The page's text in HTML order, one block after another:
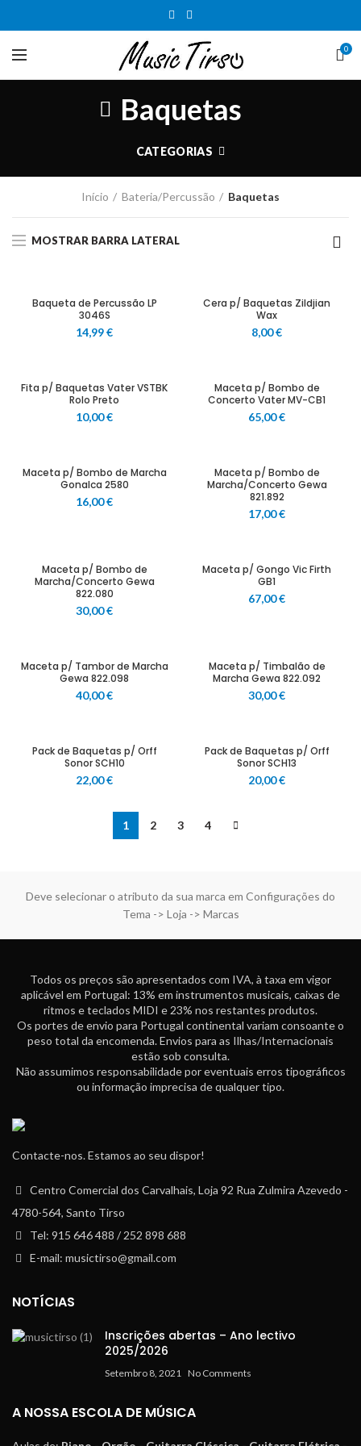
0
Baquetas
CATEGORIAS
Início Bateria/Percussão Baquetas
MOSTRAR BARRA LATERAL
Baqueta de Percussão LP
3046S
14,99€
Cera p/ Baquetas Zildjian
Wax
8,00€
Fita p/ Baquetas Vater VSTBK
Rolo Preto
10,00€
Maceta p/ Bombo de
Concerto Vater MV-CB1
65,00€
Maceta p/ Bombo de Marcha
Gonalca 2580
16,00€
Maceta p/ Bombo de
Marcha/Concerto Gewa
821.892
17,00€
Maceta p/ Bombo de
Marcha/Concerto Gewa
822.080
30,00€
Maceta p/ Gongo Vic Firth
GB1
67,00€
Maceta p/ Tambor de Marcha
Gewa 822.098
40,00€
Maceta p/ Timbalão de
Marcha Gewa 822.092
30,00€
Pack de Baquetas p/ Orff
Sonor SCH10
22,00€
Pack de Baquetas p/ Orff
Sonor SCH13
20,00€
1 2 3 4
Deve selecionar o atributo da sua marca em Configurações do
Tema -> Loja -> Marcas
Todos os preços são apresentados com IVA, à taxa em vigor
aplicável em Portugal: 13% em instrumentos musicais, caixas de
ritmos e teclados MIDI e 23% nos restantes produtos.
Os portes de envio para Portugal continental variam consoante o
peso total da encomenda. Envios para as Ilhas/Internacionais
estão sob consulta.
Não assumimos responsabilidade por eventuais erros tipográficos
ou informação imprecisa de qualquer tipo.
Contacte-nos. Estamos ao seu dispor!
Centro Comercial dos Carvalhais, Loja 92 Rua Zulmira Azevedo -
4780-564, Santo Tirso
Tel: 915 646 488 / 252 898 688
E-mail: musictirso@gmail.com
NOTÍCIAS
Inscrições abertas – Ano lectivo
2025/2026
Setembro 8, 2021 No Comments
A NOSSA ESCOLA DE MÚSICA